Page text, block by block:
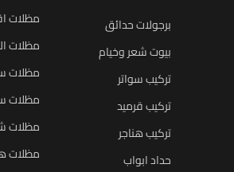
برجولات حدائق
بيوت شعر وخيام
تركيب سواتر
تركيب قرميد
تركيب هناجر
حداد ابواب
مظلات
مظلات
مظلات
مظلات
مظلات
مظلات